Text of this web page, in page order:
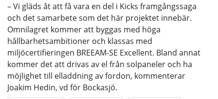
– Vi gläds åt att få vara en del i Kicks framgångssaga
och det samarbete som det här projektet innebär.
Omnilagret kommer att byggas med höga
hållbarhetsambitioner och klassas med
miljöcertifieringen BREEAM-SE Excellent. Bland annat
kommer det att drivas av el från solpaneler och ha
möjlighet till elladdning av fordon, kommenterar
Joakim Hedin, vd för Bockasjö.